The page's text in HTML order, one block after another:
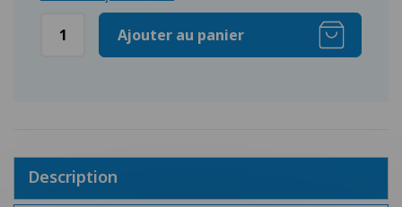
Ajouter au panier
Description